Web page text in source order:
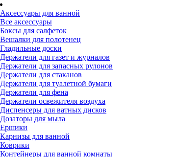
Аксессуары для ванной
Все аксессуары
Боксы для салфеток
Вешалки для полотенец
Гладильные доски
Держатели для газет и журналов
Держатели для запасных рулонов
Держатели для стаканов
Держатели для туалетной бумаги
Держатели для фена
Держатели освежителя воздуха
Диспенсеры для ватных дисков
Дозаторы для мыла
Ершики
Карнизы для ванной
Коврики
Контейнеры для ванной комнаты